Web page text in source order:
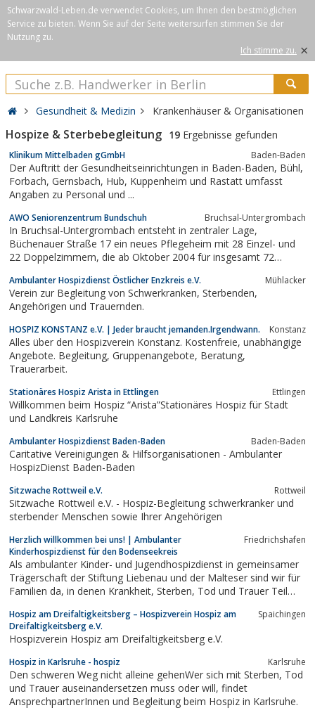
Schwarzwald-Leben.de verwendet Cookies, um Ihnen den bestmöglichen
Service zu bieten. Wenn Sie auf der Seite weitersurfen stimmen Sie der
Nutzung zu.
Ich stimme zu. ×
Gesundheit & Medizin Krankenhäuser & Organisationen
Hospize & Sterbebegleitung 19 Ergebnisse gefunden
Klinikum Mittelbaden gGmbH Baden-Baden
Der Auftritt der Gesundheitseinrichtungen in Baden-Baden, Bühl,
Forbach, Gernsbach, Hub, Kuppenheim und Rastatt umfasst
Angaben zu Personal und ...
AWO Seniorenzentrum Bundschuh Bruchsal-Untergrombach
In Bruchsal-Untergrombach entsteht in zentraler Lage,
Büchenauer Straße 17 ein neues Pflegeheim mit 28 Einzel- und
22 Doppelzimmern, die ab Oktober 2004 für insgesamt 72
Kurzzeitpflegeplätze.
Ambulanter Hospizdienst Östlicher Enzkreis e.V. Mühlacker
Verein zur Begleitung von Schwerkranken, Sterbenden,
Angehörigen und Trauernden.
HOSPIZ KONSTANZ e.V. | Jeder braucht jemanden.Irgendwann. Konstanz
Alles über den Hospizverein Konstanz. Kostenfreie, unabhängige
Angebote. Begleitung, Gruppenangebote, Beratung,
Trauerarbeit.
Stationäres Hospiz Arista in Ettlingen Ettlingen
Willkommen beim Hospiz “Arista”Stationäres Hospiz für Stadt
und Landkreis Karlsruhe
Ambulanter Hospizdienst Baden-Baden Baden-Baden
Caritative Vereinigungen & Hilfsorganisationen - Ambulanter
HospizDienst Baden-Baden
Sitzwache Rottweil e.V. Rottweil
Sitzwache Rottweil e.V. - Hospiz-Begleitung schwerkranker und
sterbender Menschen sowie Ihrer Angehörigen
Herzlich willkommen bei uns! | Ambulanter
Kinderhospizdienst für den Bodenseekreis
Friedrichshafen
Als ambulanter Kinder- und Jugendhospizdienst in gemeinsamer
Trägerschaft der Stiftung Liebenau und der Malteser sind wir für
Familien da, in denen Krankheit, Sterben, Tod und Trauer Teil
Hospiz am Dreifaltigkeitsberg – Hospizverein Hospiz am
Dreifaltigkeitsberg e.V.
Spaichingen
Hospizverein Hospiz am Dreifaltigkeitsberg e.V.
Hospiz in Karlsruhe - hospiz Karlsruhe
Den schweren Weg nicht alleine gehenWer sich mit Sterben, Tod
und Trauer auseinandersetzen muss oder will, findet
AnsprechpartnerInnen und Begleitung beim Hospiz in Karlsruhe.